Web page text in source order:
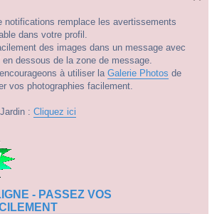
notifications remplace les avertissements
dans votre profil.
des images dans un message avec
dessous de la zone de message.
à utiliser la Galerie Photos de
vos photographies facilement.
: Cliquez ici
- PASSEZ VOS